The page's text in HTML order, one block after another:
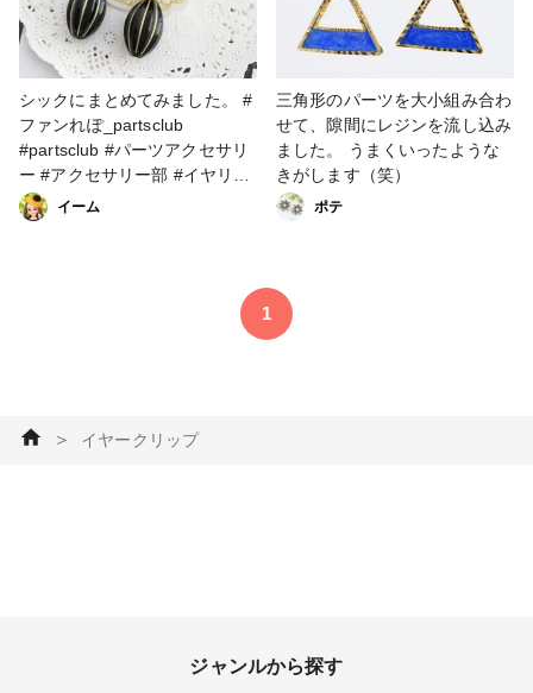
シックにまとめてみました。 #
ファンれぽ_partsclub
#partsclub #パーツアクセサリ
ー #アクセサリー部 #イヤリン
グ #ビーズ＆パーツ #イヤーク
リップ
イーム
三角形のパーツを大小組み合わ
せて、隙間にレジンを流し込み
ました。 うまくいったような
きがします（笑）
ポテ
1
＞ イヤークリップ
ジャンルから探す